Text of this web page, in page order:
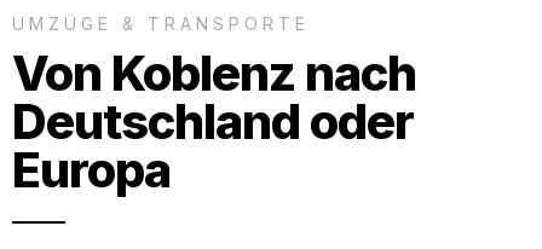
UMZÜGE & TRANSPORTE
Von Koblenz nach
Deutschland oder
Europa